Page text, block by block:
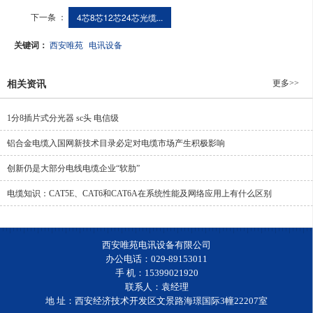
下一条 ： 4芯8芯12芯24芯光缆...
关键词： 西安唯苑 电讯设备
相关资讯 更多>>
1分8插片式分光器 sc头 电信级
铝合金电缆入国网新技术目录必定对电缆市场产生积极影响
创新仍是大部分电线电缆企业“软肋”
电缆知识：CAT5E、CAT6和CAT6A在系统性能及网络应用上有什么区别
西安唯苑电讯设备有限公司
办公电话：029-89153011
手 机：15399021920
联系人：袁经理
地 址：西安经济技术开发区文景路海璟国际3幢22207室